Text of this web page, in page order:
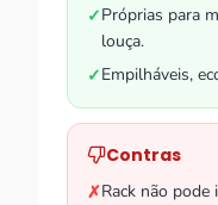
✓Próprias para
louça.
✓Empilháveis,
Contras
✗Rack não